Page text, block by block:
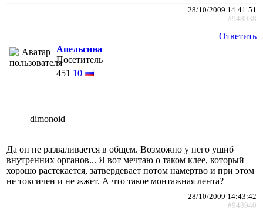
28/10/2009 14:41:51
#948938
Ответить
Апельсина
Посетитель
451 10
dimonoid
Да он не разваливается в общем. Возможно у него ушиб
внутренних органов... Я вот мечтаю о таком клее, который
хорошо растекается, затвердевает потом намертво и при этом
не токсичен и не жжет. А что такое монтажная лента?
28/10/2009 14:43:42
#948940